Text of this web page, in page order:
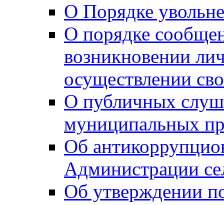
О Порядке
О порядке
возникновении
осуществлении
О публичных
муниципальных
Об
Администрации
Об утверждении